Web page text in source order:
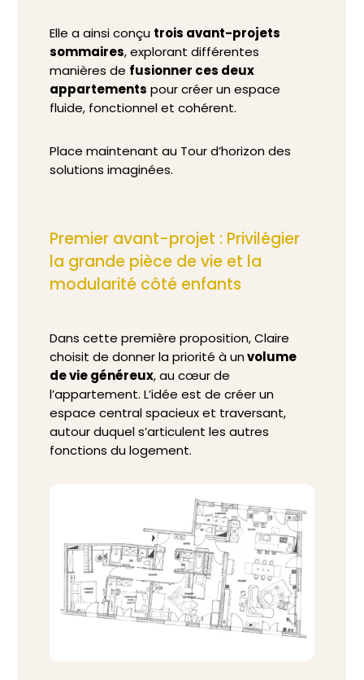
Elle a ainsi conçu trois avant-projets
sommaires, explorant différentes
manières de fusionner ces deux
appartements pour créer un espace
fluide, fonctionnel et cohérent.
Place maintenant au Tour d’horizon des
solutions imaginées.
Premier avant-projet : Privilégier
la grande pièce de vie et la
modularité côté enfants
Dans cette première proposition, Claire
choisit de donner la priorité à unvolume
de vie généreux, au cœur de
l’appartement. L’idée est de créer un
espace central spacieux et traversant,
autour duquel s’articulent les autres
fonctions du logement.